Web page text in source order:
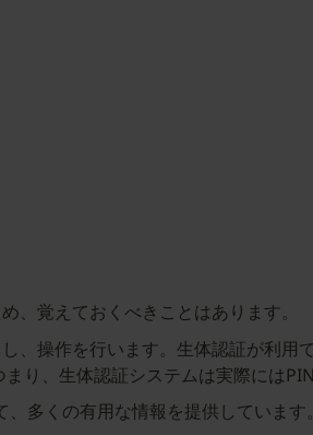
、覚えておくべきことはあります。
、操作を行います。生体認証が利
り、生体認証システムは実際には
、多くの有用な情報を提供しています。